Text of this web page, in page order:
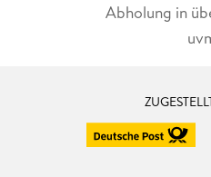
Abholung in